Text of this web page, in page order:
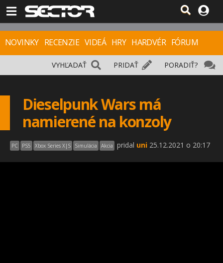
NOVINKY RECENZIE VIDEÁ HRY HARDVÉR FÓRUM
PORADIŤ?
PRIDAŤ
VYHĽADAŤ
Dieselpunk Wars má
namierené na konzoly
PC PS5 Xbox Series X|S Simulácia Akcia pridal uni 25.12.2021 o 20:17